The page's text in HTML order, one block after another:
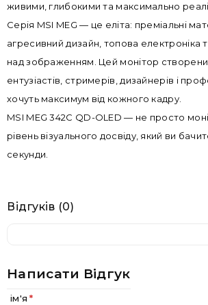
живими, глибокими та максимально
Серія MSI MEG — це еліта: преміальні
агресивний дизайн, топова електроніка
над зображенням. Цей монітор
ентузіастів, стримерів, дизайнерів і
хочуть максимум від кожного кадру.
MSI MEG 342C QD-OLED — не просто
рівень візуального досвіду, який ви
секунди.
Відгуків (0)
Написати Відгук
ім'я